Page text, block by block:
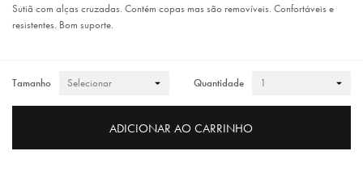
Sutiã com alças cruzadas. Contém copas mas são removíveis. Confortáveis e
resistentes. Bom suporte.
Tamanho Quantidade
ADICIONAR AO CARRINHO